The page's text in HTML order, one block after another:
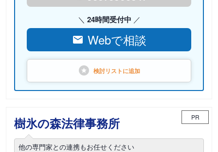
24時間受付中
Webで相談
検討リストに追加
樹氷の森法律事務所 PR
他の専門家との連携もお任せください